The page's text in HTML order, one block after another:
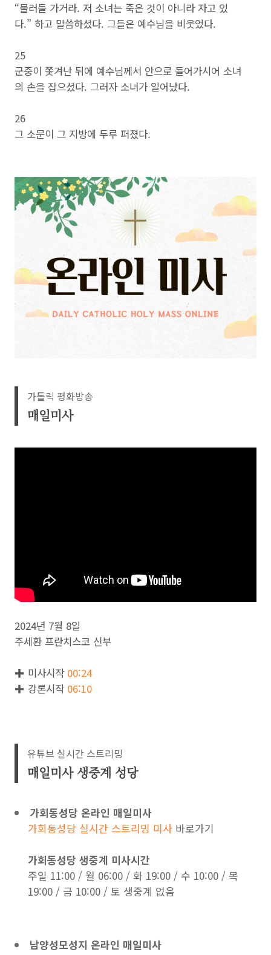
“물러들 가거라. 저 소녀는 죽은 것이 아니라 자고 있
다.” 하고 말씀하셨다. 그들은 예수님을 비웃었다.
25
군중이 쫓겨난 뒤에 예수님께서 안으로 들어가시어 소녀
의 손을 잡으셨다. 그러자 소녀가 일어났다.
26
그 소문이 그 지방에 두루 퍼졌다.
가톨릭 평화방송
매일미사
2024년 7월 8일
주세환 프란치스코 신부
✚ 미사시작 00:24
✚ 강론시작 06:10
유튜브 실시간 스트리밍
매일미사 생중계 성당
가회동성당 온라인 매일미사
가회동성당 실시간 스트리밍 미사 바로가기
가회동성당 생중계 미사시간
주일 11:00 / 월 06:00 / 화 19:00 / 수 10:00 / 목
19:00 / 금 10:00 / 토 생중계 없음
남양성모성지 온라인 매일미사